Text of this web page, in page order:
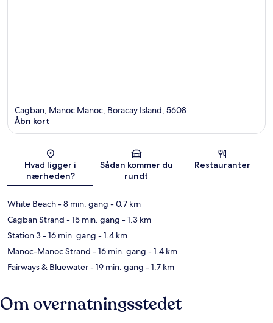
Kort
Cagban, Manoc Manoc, Boracay Island, 5608
Åbn kort
Hvad ligger i
nærheden?
Sådan kommer du
rundt
Restauranter
White Beach- 8 min. gang - 0.7 km
Cagban Strand - 15 min. gang - 1.3 km
Station 3- 16 min. gang - 1.4 km
Manoc-Manoc Strand - 16 min. gang - 1.4 km
Fairways & Bluewater- 19 min. gang - 1.7 km
Om overnatningsstedet